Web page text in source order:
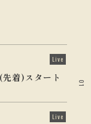
01
Live
着)スタート
Live